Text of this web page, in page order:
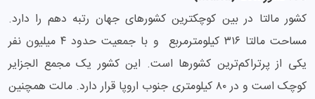
کشور مالتا در بین کوچکترین کشورهای جهان رتبه دهم را دارد.
مساحت مالتا ۳۱۶ کیلومترمربع و با جمعیت حدود ۴ میلیون نفر
یکی از پرتراکم‌ترین کشورها است. این کشور یک مجمع الجزایر
کوچک است و در ۸۰ کیلومتری جنوب اروپا قرار دارد. مالت همچنین